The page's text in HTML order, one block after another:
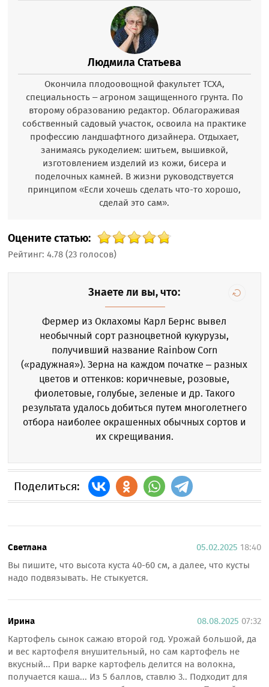
Людмила Статьева
Окончила плодоовощной факультет ТСХА,
специальность – агроном защищенного грунта. По
второму образованию редактор. Облагораживая
собственный садовый участок, освоила на практике
профессию ландшафтного дизайнера. Отдыхает,
занимаясь рукоделием: шитьем, вышивкой,
изготовлением изделий из кожи, бисера и
поделочных камней. В жизни руководствуется
принципом «Если хочешь сделать что-то хорошо,
сделай это сам».
Оцените статью:
Рейтинг:4.78 (23 голосов)
Знаете ли вы, что:
Фермер из Оклахомы Карл Бернс вывел
необычный сорт разноцветной кукурузы,
получивший название Rainbow Corn
(«радужная»). Зерна на каждом початке – разных
цветов и оттенков: коричневые, розовые,
фиолетовые, голубые, зеленые и др. Такого
результата удалось добиться путем многолетнего
отбора наиболее окрашенных обычных сортов и
их скрещивания.
Поделиться:
Светлана 05.02.2025 18:40
Вы пишите, что высота куста 40-60 см, а далее, что кусты
надо подвязывать. Не стыкуется.
Ирина 08.08.2025 07:32
Картофель сынок сажаю второй год. Урожай большой, да
и вес картофеля внушительный, но сам картофель не
вкусный... При варке картофель делится на волокна,
получается каша... Из 5 баллов, ставлю 3.. Подходит для